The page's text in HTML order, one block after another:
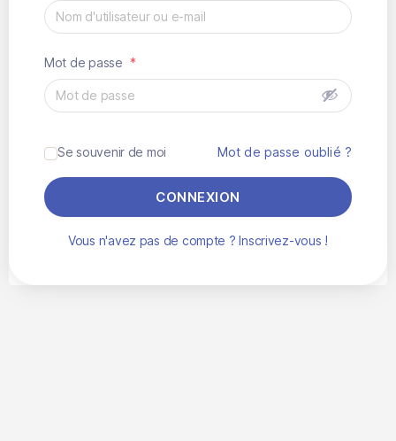
Mot de passe *
Se souvenir de moi Mot de passe oublié ?
CONNEXION
Vous n'avez pas de compte ? Inscrivez-vous !